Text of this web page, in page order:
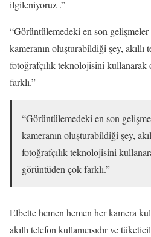
ilgileniyoruz .”
“Görüntülemedeki en son
kameranın oluşturabildiği şey, akıllı
fotoğrafçılık teknolojisini
farklı.”
“Görüntülemedeki en son
kameranın oluşturabildiği şey,
fotoğrafçılık teknolojisini
görüntüden çok farklı.”
Elbette hemen hemen her kamera
akıllı telefon kullanıcısıdır ve